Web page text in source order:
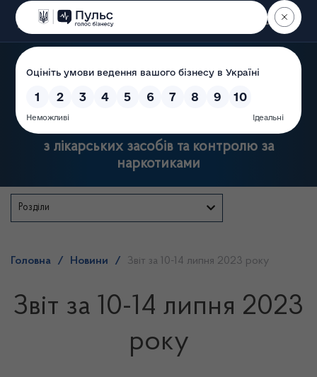
Пошук
Державна служба України
з лікарських засобів та контролю за
наркотиками
Розділи
Головна / Новини / Звіт за 10-14 липня 2023 року
Звіт за 10-14 липня 2023
року